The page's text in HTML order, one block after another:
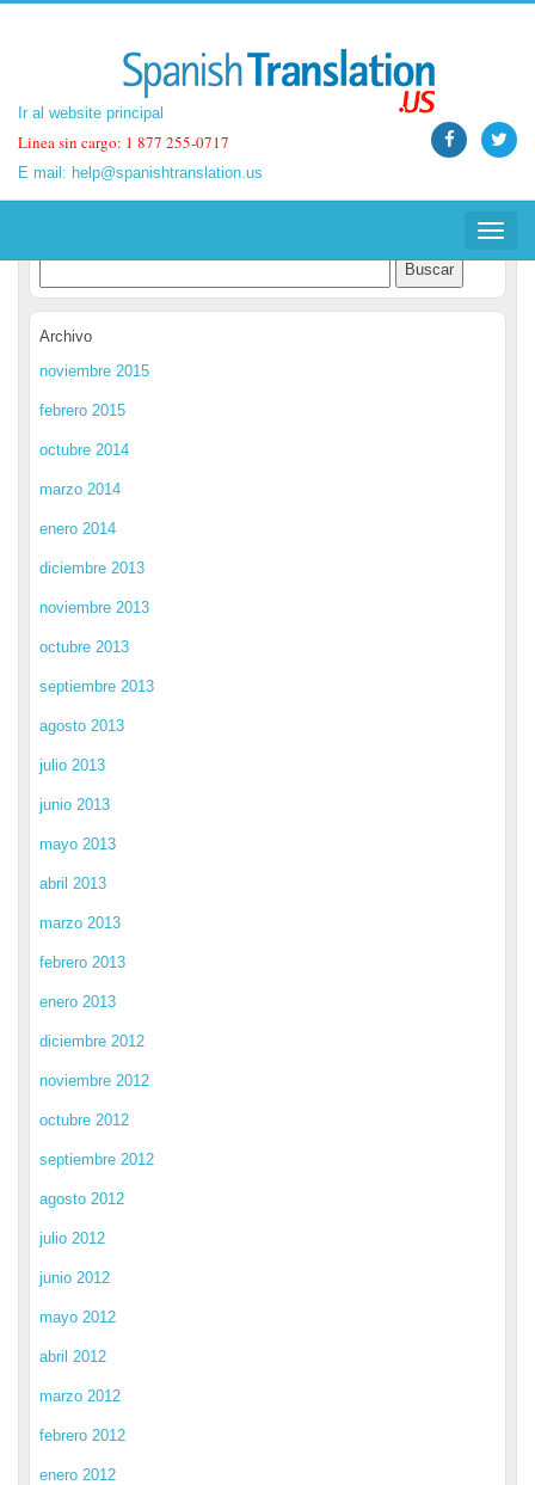
Ir al website principal
Linea sin cargo: 1 877 255-0717
E mail: help@spanishtranslation.us
Toggle
Ir al website principal
Linea sin cargo: 1 877 255-0717
E mail: help@spanishtranslation.us
Toggle
Spanish Translation Blog
Archivo
noviembre 2015
febrero 2015
octubre 2014
marzo 2014
enero 2014
diciembre 2013
noviembre 2013
octubre 2013
septiembre 2013
agosto 2013
julio 2013
junio 2013
mayo 2013
abril 2013
marzo 2013
febrero 2013
enero 2013
diciembre 2012
noviembre 2012
octubre 2012
septiembre 2012
agosto 2012
julio 2012
junio 2012
mayo 2012
abril 2012
marzo 2012
febrero 2012
enero 2012